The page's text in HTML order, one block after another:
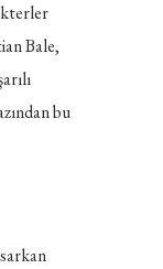
Bale,
bu